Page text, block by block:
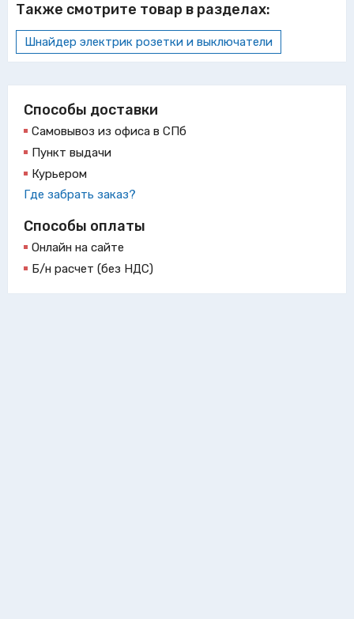
Также смотрите товар в разделах:
Шнайдер электрик розетки и выключатели
Способы доставки
Самовывоз из офиса в СПб
Пункт выдачи
Курьером
Где забрать заказ?
Способы оплаты
Онлайн на сайте
Б/н расчет (без НДС)